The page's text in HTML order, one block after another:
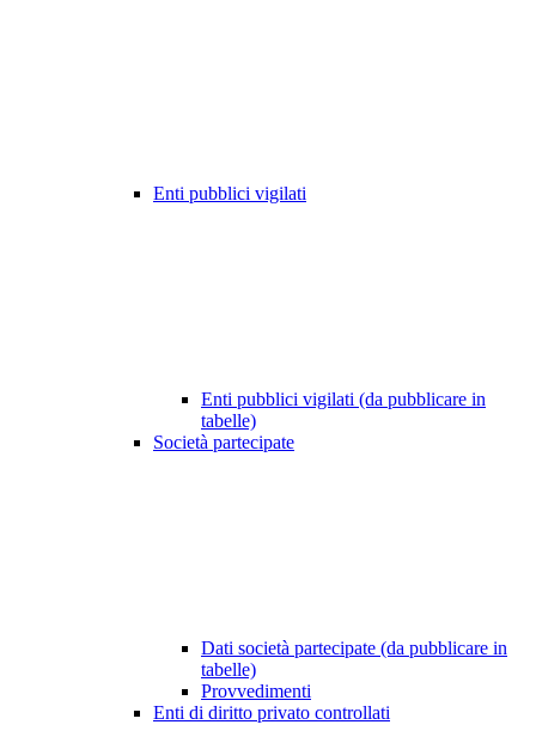
Enti pubblici vigilati
Enti pubblici vigilati (da pubblicare in
tabelle)
Società partecipate
Dati società partecipate (da pubblicare in
tabelle)
Provvedimenti
Enti di diritto privato controllati